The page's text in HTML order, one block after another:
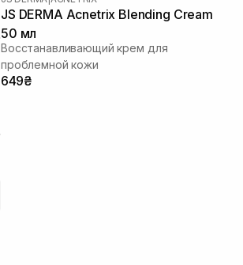
JS DERMA Acnetrix Blending Cream
50 мл
Восстанавливающий крем для
проблемной кожи
649₴